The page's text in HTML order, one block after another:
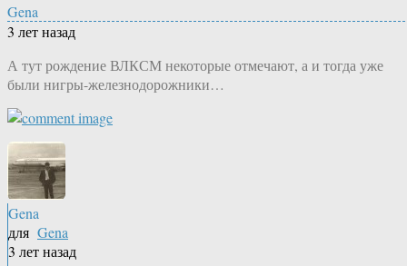
Gena
3 лет назад
А тут рождение ВЛКСМ некоторые отмечают, а и тогда уже
были нигры-железнодорожники…
Gena
для Gena
3 лет назад